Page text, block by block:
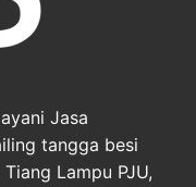
Jasa
tangga besi
Lampu PJU,